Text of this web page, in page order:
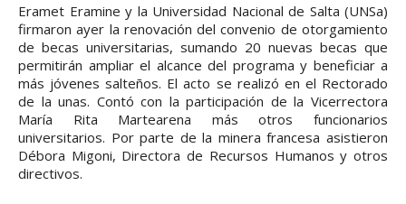
Eramet Eramine y la Universidad Nacional de Salta (UNSa)
firmaron ayer la renovación del convenio de otorgamiento
de becas universitarias, sumando 20 nuevas becas que
permitirán ampliar el alcance del programa y beneficiar a
más jóvenes salteños. El acto se realizó en el Rectorado
de la unas. Contó con la participación de la Vicerrectora
María Rita Martearena más otros funcionarios
universitarios. Por parte de la minera francesa asistieron
Débora Migoni, Directora de Recursos Humanos y otros
directivos.